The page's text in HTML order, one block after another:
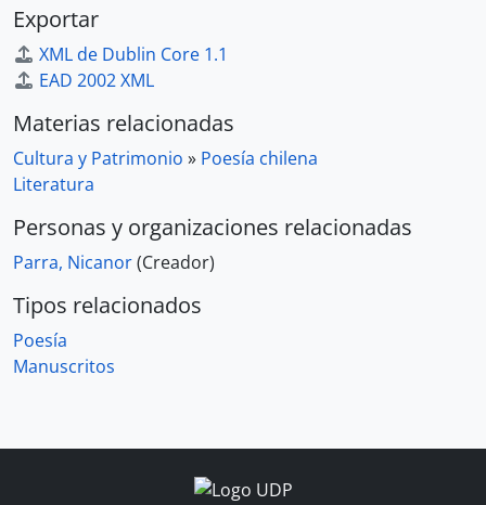
Exportar
XML de Dublin Core 1.1
EAD 2002 XML
Materias relacionadas
Cultura y Patrimonio » Poesía chilena
Literatura
Personas y organizaciones relacionadas
Parra, Nicanor(Creador)
Tipos relacionados
Poesía
Manuscritos